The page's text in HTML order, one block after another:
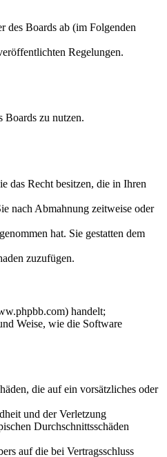
Boards ab (im Folgenden
Regelungen.
Boards zu nutzen.
das Recht besitzen, die in Ihren
nach Abmahnung zeitweise oder
hat. Sie gestatten dem
zuzufügen.
handelt;
Weise, wie die Software
die auf ein vorsätzliches oder
und der Verletzung
Durchschnittsschäden
auf die bei Vertragsschluss